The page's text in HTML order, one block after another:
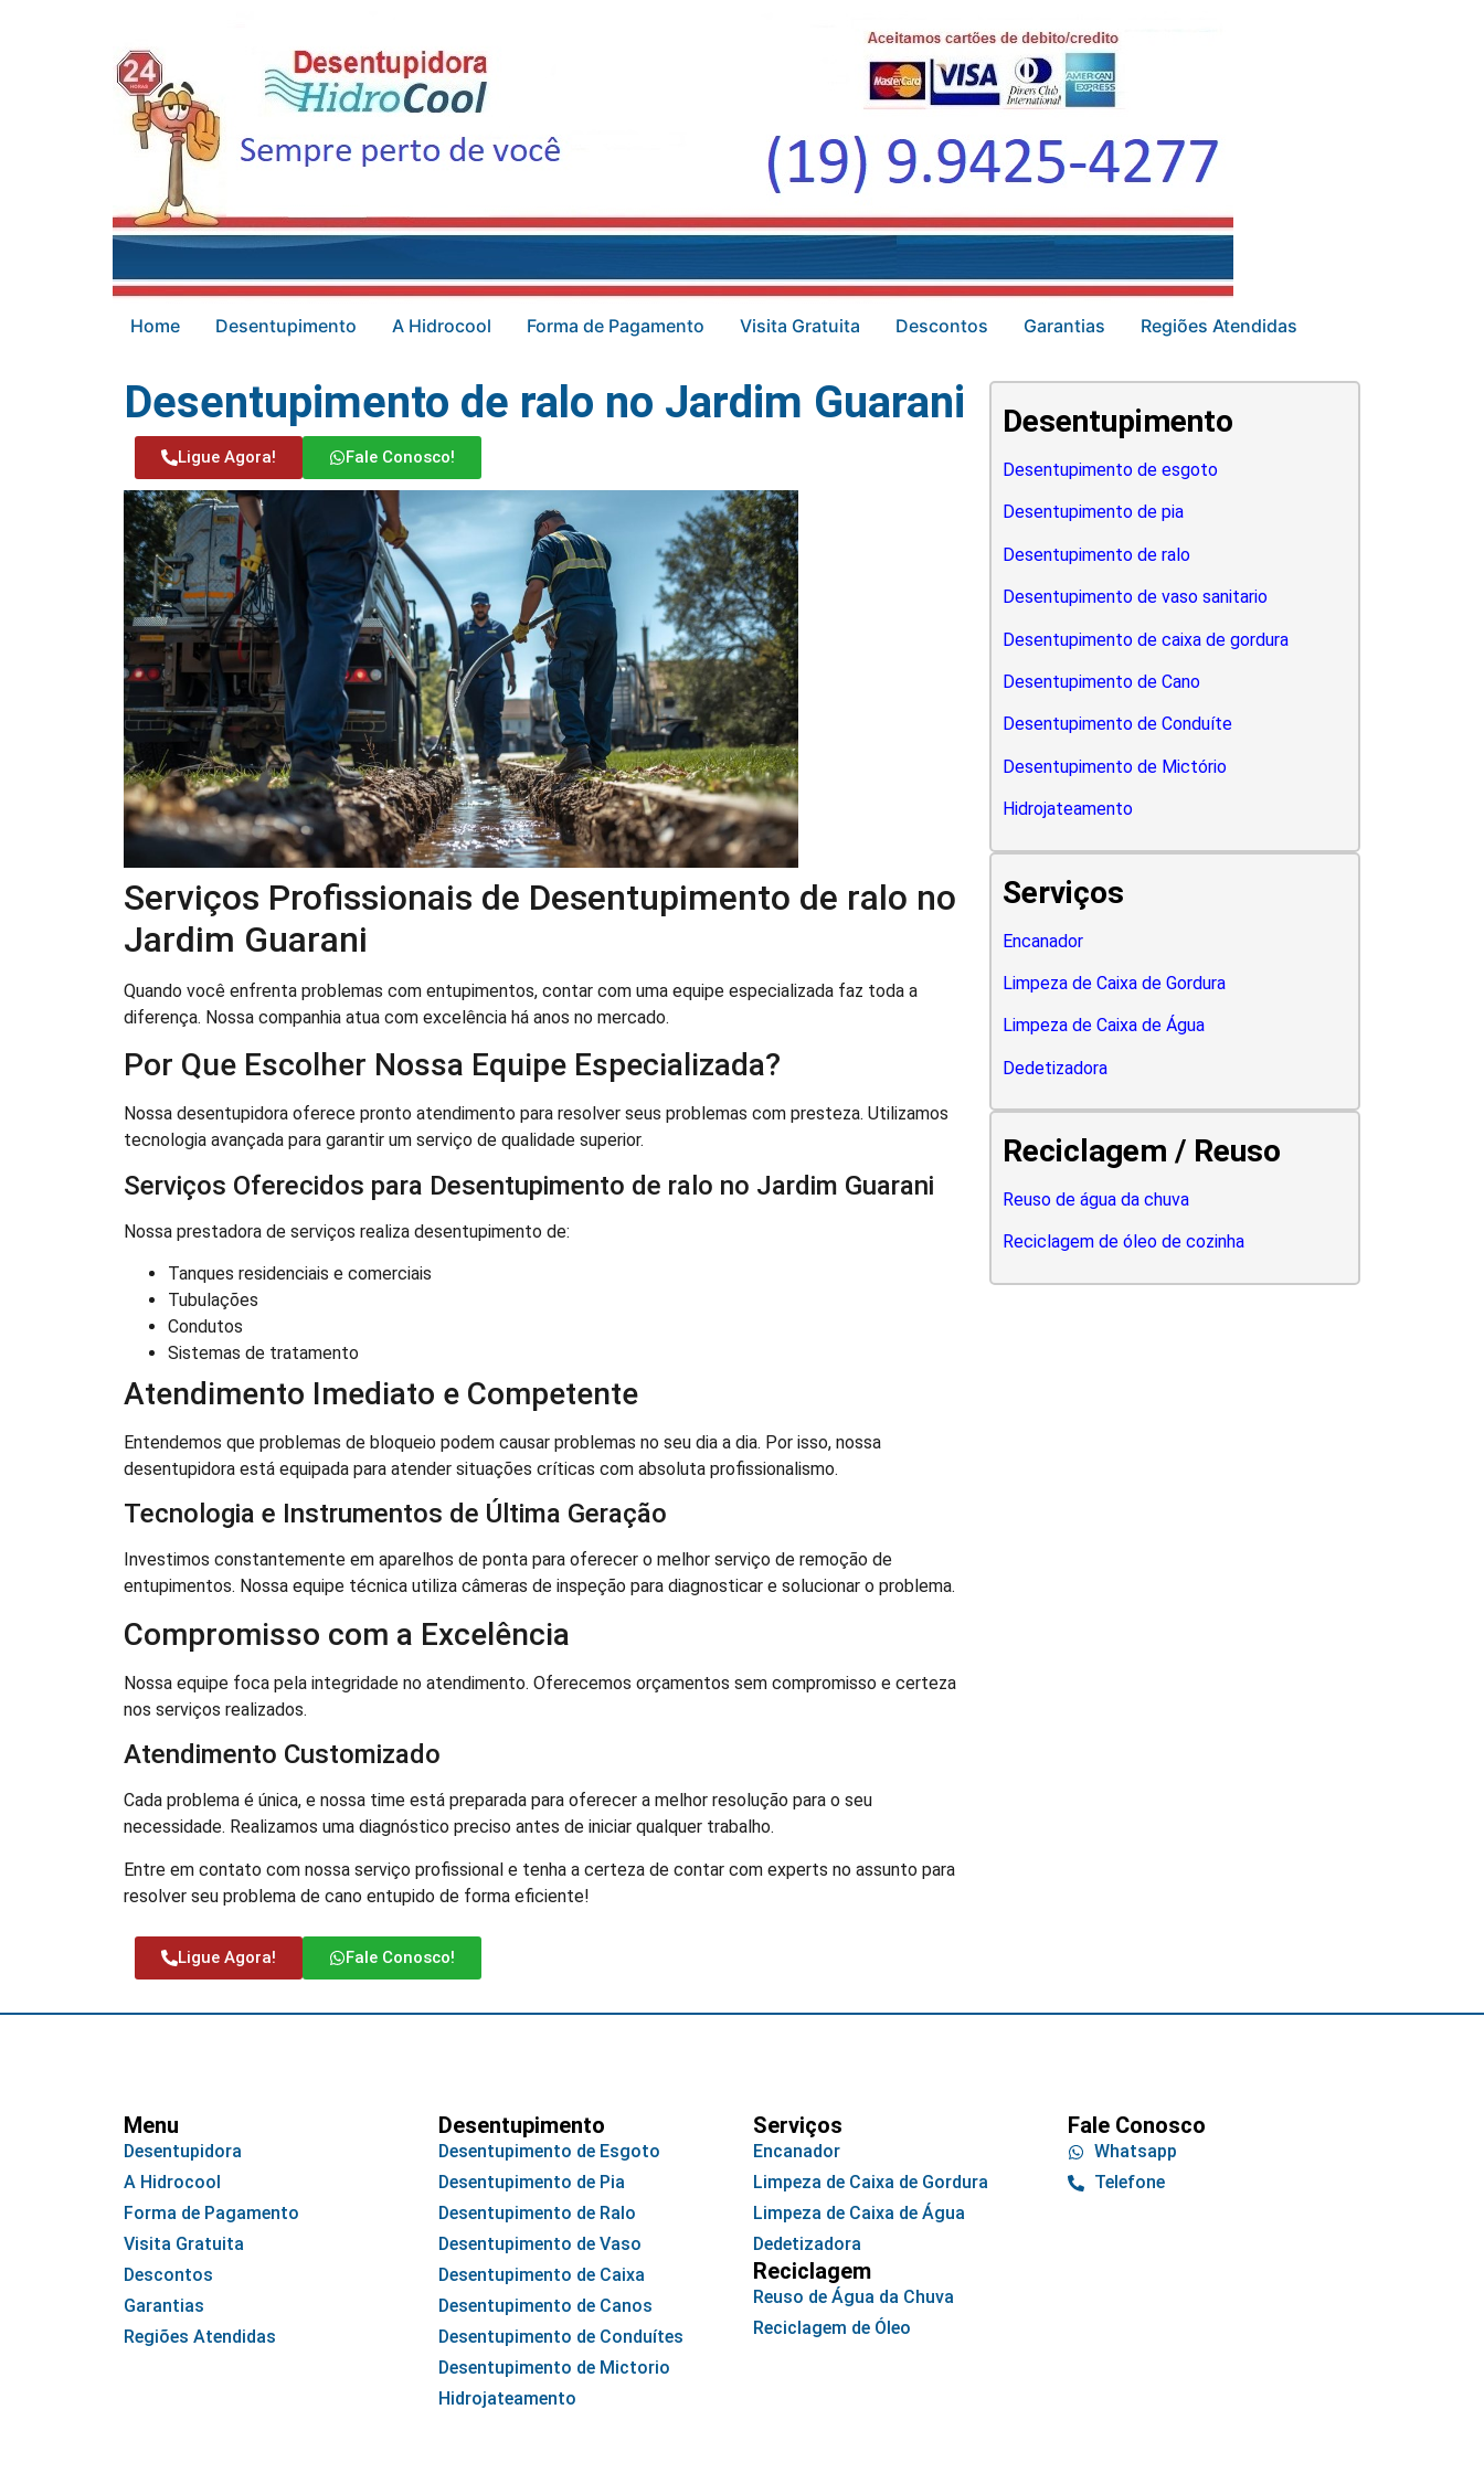
Home Desentupimento A Hidrocool Forma de Pagamento Visita Gratuita Descontos Garantias Regiões Atendidas
Desentupimento de ralo no Jardim Guarani
Ligue Agora! Fale Conosco!
Serviços Profissionais de Desentupimento de ralo no
Jardim Guarani
Quando você enfrenta problemas com entupimentos, contar com uma equipe especializada faz toda a
diferença. Nossa companhia atua com excelência há anos no mercado.
Por Que Escolher Nossa Equipe Especializada?
Nossa desentupidora oferece pronto atendimento para resolver seus problemas com presteza. Utilizamos
tecnologia avançada para garantir um serviço de qualidade superior.
Serviços Oferecidos para Desentupimento de ralo no Jardim Guarani
Nossa prestadora de serviços realiza desentupimento de:
Tanques residenciais e comerciais
Tubulações
Condutos
Sistemas de tratamento
Atendimento Imediato e Competente
Entendemos que problemas de bloqueio podem causar problemas no seu dia a dia. Por isso, nossa
desentupidora está equipada para atender situações críticas com absoluta profissionalismo.
Tecnologia e Instrumentos de Última Geração
Investimos constantemente em aparelhos de ponta para oferecer o melhor serviço de remoção de
entupimentos. Nossa equipe técnica utiliza câmeras de inspeção para diagnosticar e solucionar o problema.
Compromisso com a Excelência
Nossa equipe foca pela integridade no atendimento. Oferecemos orçamentos sem compromisso e certeza
nos serviços realizados.
Atendimento Customizado
Cada problema é única, e nossa time está preparada para oferecer a melhor resolução para o seu
necessidade. Realizamos uma diagnóstico preciso antes de iniciar qualquer trabalho.
Entre em contato com nossa serviço profissional e tenha a certeza de contar com experts no assunto para
resolver seu problema de cano entupido de forma eficiente!
Ligue Agora! Fale Conosco!
Desentupimento
Desentupimento de esgoto
Desentupimento de pia
Desentupimento de ralo
Desentupimento de vaso sanitario
Desentupimento de caixa de gordura
Desentupimento de Cano
Desentupimento de Conduíte
Desentupimento de Mictório
Hidrojateamento
Serviços
Encanador
Limpeza de Caixa de Gordura
Limpeza de Caixa de Água
Dedetizadora
Reciclagem / Reuso
Reuso de água da chuva
Reciclagem de óleo de cozinha
Menu
Desentupidora
A Hidrocool
Forma de Pagamento
Visita Gratuita
Descontos
Garantias
Regiões Atendidas
Desentupimento
Desentupimento de Esgoto
Desentupimento de Pia
Desentupimento de Ralo
Desentupimento de Vaso
Desentupimento de Caixa
Desentupimento de Canos
Desentupimento de Conduítes
Desentupimento de Mictorio
Hidrojateamento
Serviços
Encanador
Limpeza de Caixa de Gordura
Limpeza de Caixa de Água
Dedetizadora
Reciclagem
Reuso de Água da Chuva
Reciclagem de Óleo
Fale Conosco
Whatsapp
Telefone